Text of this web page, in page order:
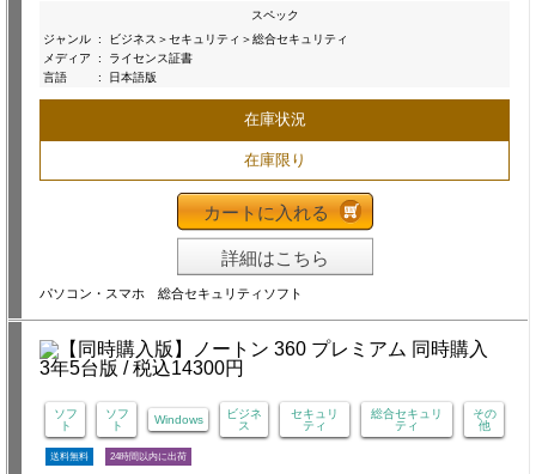
スペック
ジャンル :
ビジネス＞セキュリティ＞総合セキュリティ
メディア
:
ライセンス証書
言語
: 日本語版
在庫状況
在庫限り
カートに入れる
詳細はこちら
パソコン・スマホ 総合セキュリティソフト
ソフ
ト
ソフ
ト
Windows
ビジネ
ス
セキュリ
ティ
総合セキュリ
ティ
その
他
送料無料 24時間以内に出荷